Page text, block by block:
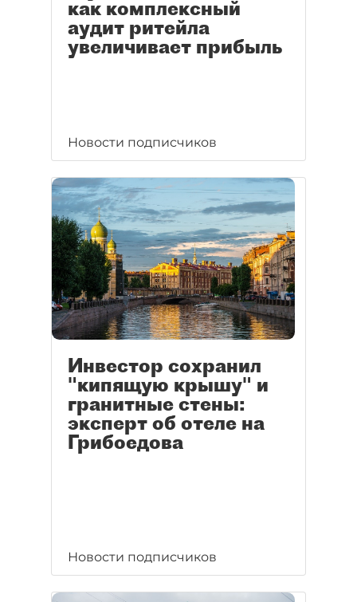
как комплексный
аудит ритейла
увеличивает прибыль
Новости подписчиков
Инвестор сохранил
"кипящую крышу" и
гранитные стены:
эксперт об отеле на
Грибоедова
Новости подписчиков